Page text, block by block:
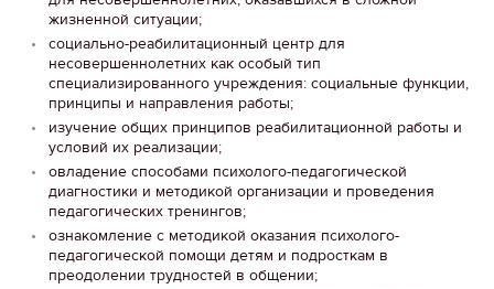
жизненной ситуации;
социально-реабилитационный центр для
несовершеннолетних как особый тип
специализированного учреждения: социальные функции,
принципы и направления работы;
изучение общих принципов реабилитационной работы и
условий их реализации;
овладение способами психолого-педагогической
диагностики и методикой организации и проведения
педагогических тренингов;
ознакомление с методикой оказания психолого-
педагогической помощи детям и подросткам в
преодолении трудностей в общении;